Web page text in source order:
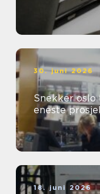
30. juni 2026
Snekker oslo trygg kvalitet i hvert
eneste
18. juni 2026